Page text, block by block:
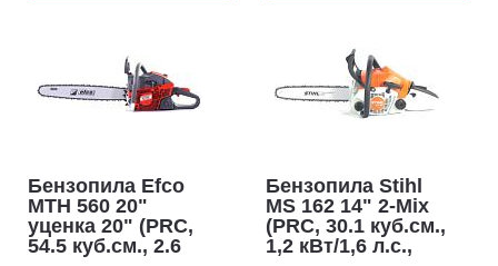
Бензопила Efco
MTH 560 20"
уценка 20" (PRC,
54.5 куб.см., 2.6
Бензопила Stihl
MS 162 14" 2-Mix
(PRC, 30.1 куб.см.,
1,2 кВт/1,6 л.с.,